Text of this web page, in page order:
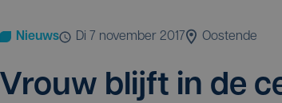
Nieuws di 7 november 2017 Oostende
Vrouw blijft in de